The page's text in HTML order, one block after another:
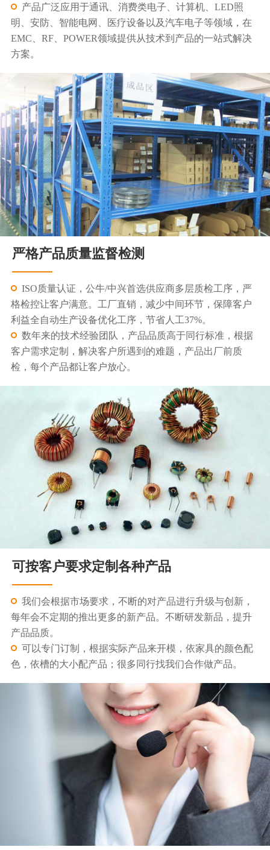
产品广泛应用于通讯、消费类电子、计算机、LED照
明、安防、智能电网、医疗设备以及汽车电子等领域，在
EMC、RF、POWER领域提供从技术到产品的一站式解决
方案。
严格产品质量监督检测
ISO质量认证，公牛/中兴首选供应商多层质检工序，严
格检控让客户满意。工厂直销，减少中间环节，保障客户
利益全自动生产设备优化工序，节省人工37%。
数年来的技术经验团队，产品品质高于同行标准，根据
客户需求定制，解决客户所遇到的难题，产品出厂前质
检，每个产品都让客户放心。
可按客户要求定制各种产品
我们会根据市场要求，不断的对产品进行升级与创新，
每年会不定期的推出更多的新产品。不断研发新品，提升
产品品质。
可以专门订制，根据实际产品来开模，依家具的颜色配
色，依槽的大小配产品；很多同行找我们合作做产品。